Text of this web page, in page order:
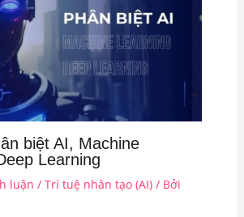
biệt AI, Machine
Learning
luận / Trí tuệ nhân tạo (AI)/ Bởi